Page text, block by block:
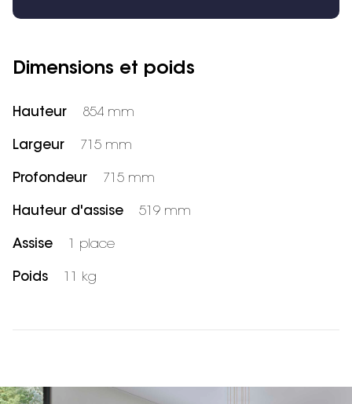
Dimensions et poids
Hauteur 854 mm
Largeur 715 mm
Profondeur 715 mm
Hauteur d'assise 519 mm
Assise 1 place
Poids 11 kg